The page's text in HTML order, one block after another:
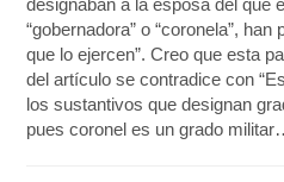
“gobernadora” o “coronela”,
que lo ejercen”. Creo que esta
del artículo se contradice con
los sustantivos que designan
pues coronel es un grado